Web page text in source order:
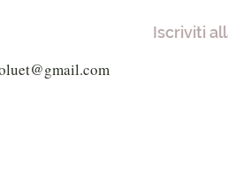
Iscriviti